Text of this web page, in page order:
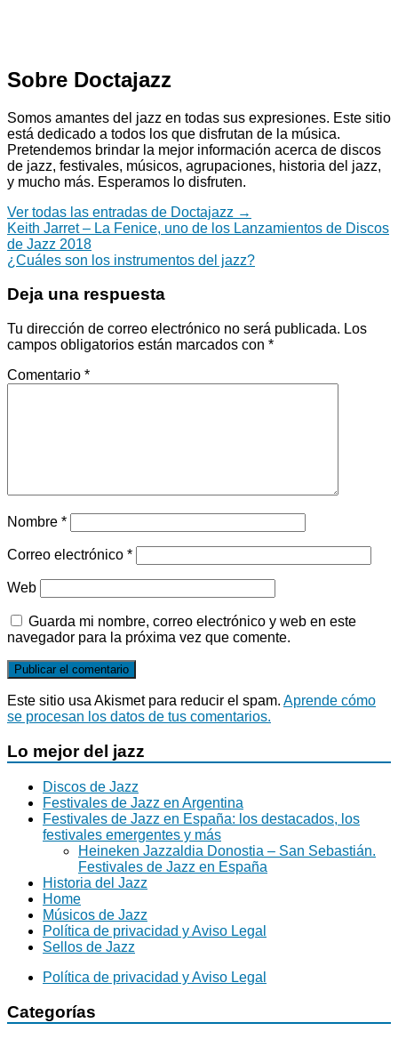
Sobre Doctajazz
Somos amantes del jazz en todas sus expresiones. Este sitio
está dedicado a todos los que disfrutan de la música.
Pretendemos brindar la mejor información acerca de discos
de jazz, festivales, músicos, agrupaciones, historia del jazz,
y mucho más. Esperamos lo disfruten.
Ver todas las entradas de Doctajazz →
Navegación
de
entradas
Keith Jarret – La Fenice, uno de los Lanzamientos de Discos
de Jazz 2018
¿Cuáles son los instrumentos del jazz?
Deja una respuesta
Tu dirección de correo electrónico no será publicada. Los
campos obligatorios están marcados con *
Comentario *
Nombre *
Correo electrónico *
Web
Guarda mi nombre, correo electrónico y web en este
navegador para la próxima vez que comente.
Este sitio usa Akismet para reducir el spam. Aprende cómo
se procesan los datos de tus comentarios.
Lo mejor del jazz
Discos de Jazz
Festivales de Jazz en Argentina
Festivales de Jazz en España: los destacados, los
festivales emergentes y más
Heineken Jazzaldia Donostia – San Sebastián.
Festivales de Jazz en España
Historia del Jazz
Home
Músicos de Jazz
Política de privacidad y Aviso Legal
Sellos de Jazz
Política de privacidad y Aviso Legal
Categorías